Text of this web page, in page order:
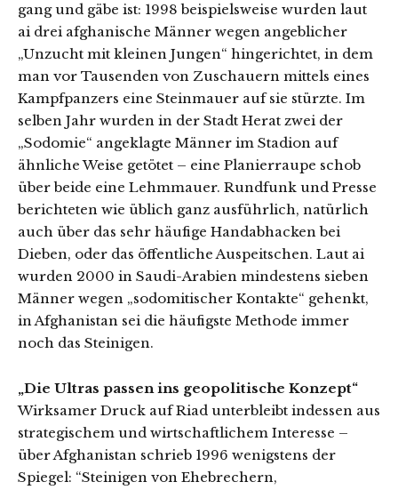
gang und gäbe ist: 1998 beispielsweise wurden laut
ai drei afghanische Männer wegen angeblicher
„Unzucht mit kleinen Jungen“ hingerichtet, in dem
man vor Tausenden von Zuschauern mittels eines
Kampfpanzers eine Steinmauer auf sie stürzte. Im
selben Jahr wurden in der Stadt Herat zwei der
„Sodomie“ angeklagte Männer im Stadion auf
ähnliche Weise getötet – eine Planierraupe schob
über beide eine Lehmmauer. Rundfunk und Presse
berichteten wie üblich ganz ausführlich, natürlich
auch über das sehr häufige Handabhacken bei
Dieben, oder das öffentliche Auspeitschen. Laut ai
wurden 2000 in Saudi-Arabien mindestens sieben
Männer wegen „sodomitischer Kontakte“ gehenkt,
in Afghanistan sei die häufigste Methode immer
noch das Steinigen.
„Die Ultras passen ins geopolitische Konzept“
Wirksamer Druck auf Riad unterbleibt indessen aus
strategischem und wirtschaftlichem Interesse –
über Afghanistan schrieb 1996 wenigstens der
Spiegel: “Steinigen von Ehebrechern,